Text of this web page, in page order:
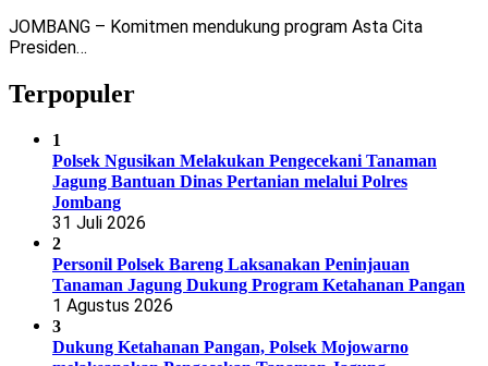
JOMBANG – Komitmen mendukung program Asta Cita
Presiden…
Terpopuler
1
Polsek Ngusikan Melakukan Pengecekani Tanaman
Jagung Bantuan Dinas Pertanian melalui Polres
Jombang
31 Juli 2026
2
Personil Polsek Bareng Laksanakan Peninjauan
Tanaman Jagung Dukung Program Ketahanan Pangan
1 Agustus 2026
3
Dukung Ketahanan Pangan, Polsek Mojowarno